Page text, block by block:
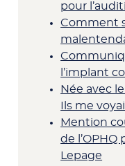
pour
Comment
l’implant
Née avec
Ils me
Mention
de
Lepage